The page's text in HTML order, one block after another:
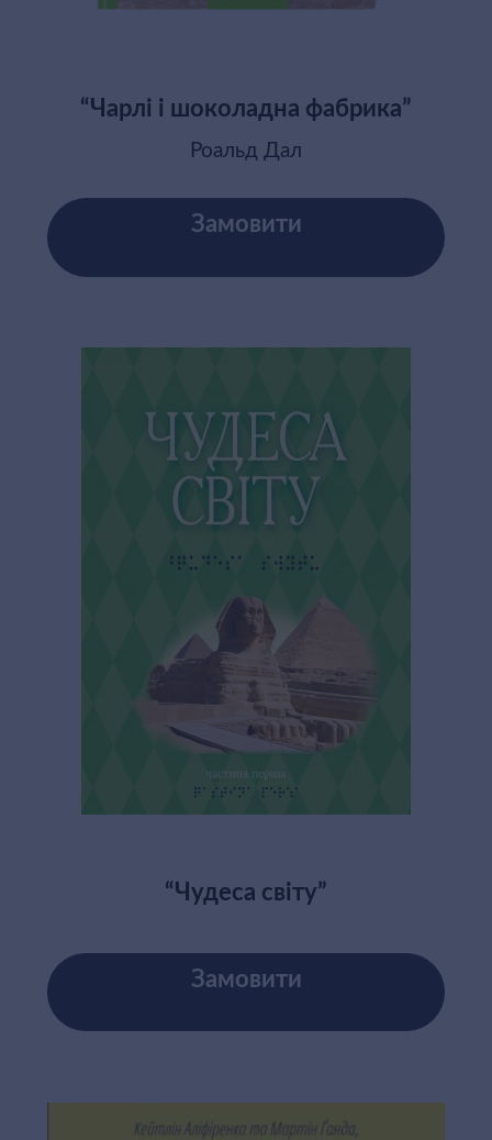
“Чарлі і шоколадна фабрика”
Роальд Дал
Замовити
“Чудеса світу”
Замовити